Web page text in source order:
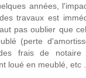
années,
travaux est
pas oublier que
(perte
des frais de
loué en meublé, etc